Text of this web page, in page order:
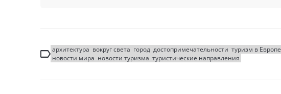
архитектура вокруг света город достопримечательности туризм в Европе
новости мира новости туризма туристические направления